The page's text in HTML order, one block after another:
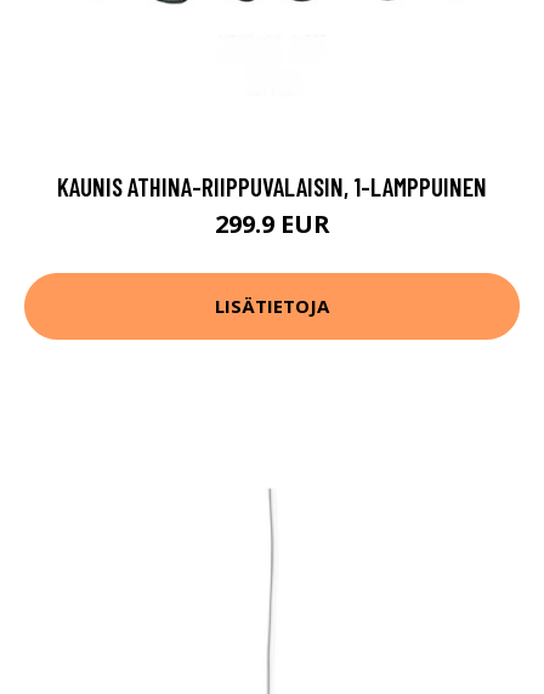
KAUNIS ATHINA-RIIPPUVALAISIN, 1-LAMPPUINEN
299.9 EUR
LISÄTIETOJA